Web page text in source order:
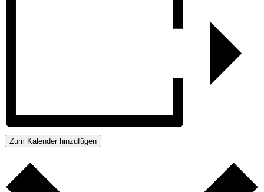
Zum Kalender hinzufügen